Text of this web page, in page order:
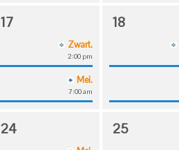
17
Zwart.
2:00 pm
Mei.
7:00 am
18
24 25